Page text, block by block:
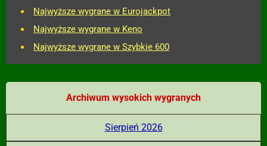
Najwyższe wygrane w Eurojackpot
Najwyższe wygrane w Keno
Najwyższe wygrane w Szybkie 600
Archiwum wysokich wygranych
Sierpień 2026